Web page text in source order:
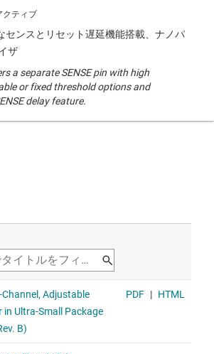
センスとリセット遅延機能搭載、ナノパ
ザ
a separate SENSE pin with high
or fixed threshold options and
delay feature.